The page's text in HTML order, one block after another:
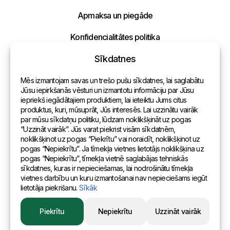
Apmaksa un piegāde
Konfidencialitātes politika
Kontakti
Vispārēja informācija
Pārstāvniecības pasaulē
Adrese
Andreja Pumpura iela 104B, Daugavpils, Latvija, LV-5404
© 2015 Eurositex Latvija
Izstrādāts Esteriol studijā
Sīkdatnes
Mēs izmantojam savas un trešo pušu sīkdatnes, lai saglabātu
Jūsu iepirkšanās vēsturi un izmantotu informāciju par Jūsu
iepriekš iegādātajiem produktiem, lai ieteiktu Jums citus
produktus, kuri, mūsuprāt, Jūs interesēs. Lai uzzinātu vairāk
par mūsu sīkdatņu politiku, lūdzam noklikšķināt uz pogas
“Uzzināt vairāk”. Jūs varat piekrist visām sīkdatnēm,
noklikšķinot uz pogas “Piekrītu” vai noraidīt, noklikšķinot uz
pogas “Nepiekrītu”. Ja tīmekļa vietnes lietotājs noklikšķina uz
pogas “Nepiekrītu”, tīmekļa vietnē saglabājas tehniskās
sīkdatnes, kuras ir nepieciešamas, lai nodrošinātu tīmekļa
vietnes darbību un kuru izmantošanai nav nepieciešams iegūt
lietotāja piekrišanu. Sīkāk
Piekrītu Nepiekrītu Uzzināt vairāk